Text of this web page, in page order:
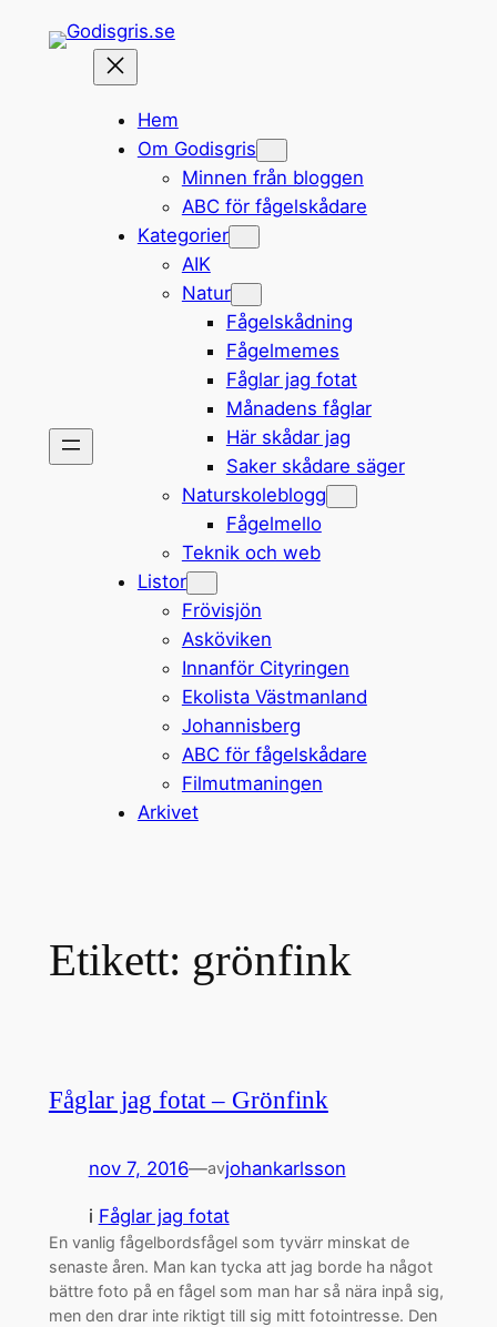
Hem
Om Godisgris
Minnen från bloggen
ABC för fågelskådare
Kategorier
AIK
Natur
Fågelskådning
Fågelmemes
Fåglar jag fotat
Månadens fåglar
Här skådar jag
Saker skådare säger
Naturskoleblogg
Fågelmello
Teknik och web
Listor
Frövisjön
Asköviken
Innanför Cityringen
Ekolista Västmanland
Johannisberg
ABC för fågelskådare
Filmutmaningen
Arkivet
Etikett: grönfink
Fåglar jag fotat – Grönfink
nov 7, 2016—avjohankarlsson
i Fåglar jag fotat
En vanlig fågelbordsfågel som tyvärr minskat de
senaste åren. Man kan tycka att jag borde ha något
bättre foto på en fågel som man har så nära inpå sig,
men den drar inte riktigt till sig mitt fotointresse. Den